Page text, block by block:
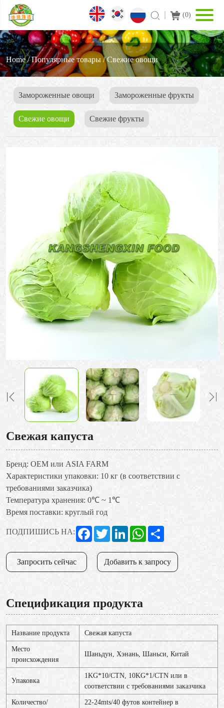
(0)
Home/Популярные товары /Свежие овощи
Замороженные овощи 3амороженные фрукты
Свежие овощи Cвежие фрукты
Свежая капуста
Бренд: OEM или ASIA FARM
Характеристики упаковки: 10 кг (в соответствии с
требованиями заказчика)
Температура хранения: 0℃ ~ 1℃
Время поставки: круглый год
ПОДПИШИСЬ НА: FacebookTwitterLinkedInWhatsApp
Запросить сейчас Добавить к запросу
Спецификация продукта
Название продукта Свежая капуста
Место
происхождения
Шаньдун, Хэнань, Шаньси, Китай
Упаковка
1KG*10/CTN, 10KG*1/CTN или в
соответствии с требованиями заказчика
Количество/
22-24mts/40 футов контейнер в